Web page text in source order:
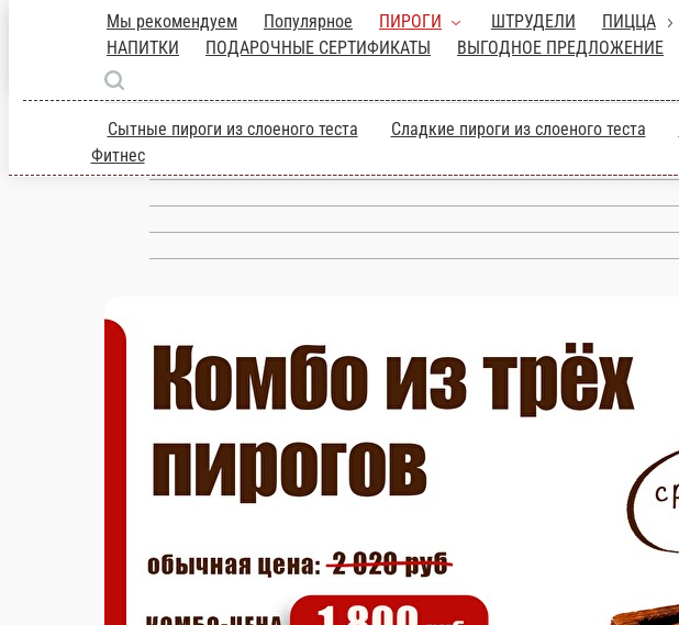
Мы рекомендуем Популярное ПИРОГИ ШТРУДЕЛИ ПИЦЦА
НАПИТКИ
ПОДАРОЧНЫЕ СЕРТИФИКАТЫ ВЫГОДНОЕ ПРЕДЛОЖЕНИЕ
Сытные пироги из слоеного теста Сладкие пироги из слоеного теста
Фитнес